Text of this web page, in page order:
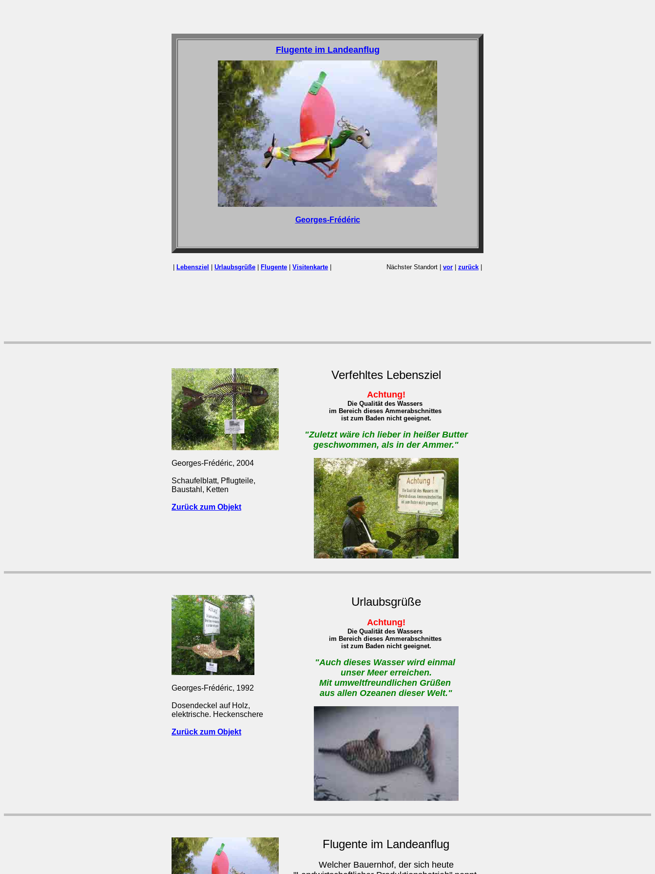
Flugente im Landeanflug
Georges-Frédéric
Lebensziel Urlaubsgrüße Flugente Visitenkarte Nächster Standort | vor zurück
Georges-Frédéric, 2004
Schaufelblatt, Pflugteile,
Baustahl, Ketten
Zurück zum Objekt
Verfehltes Lebensziel
Achtung!
Die Qualität des Wassers
im Bereich dieses Ammerabschnittes
ist zum Baden nicht geeignet.
"Zuletzt wäre ich lieber in heißer Butter
geschwommen, als in der Ammer."
Georges-Frédéric, 1992
Dosendeckel auf Holz,
elektrische. Heckenschere
Zurück zum Objekt
Urlaubsgrüße
Achtung!
Die Qualität des Wassers
im Bereich dieses Ammerabschnittes
ist zum Baden nicht geeignet.
"Auch dieses Wasser wird einmal
unser Meer erreichen.
Mit umweltfreundlichen Grüßen
aus allen Ozeanen dieser Welt."
Flugente im Landeanflug
Welcher Bauernhof, der sich heute